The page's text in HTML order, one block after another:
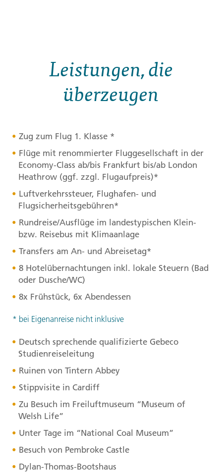
Leistungen, die
überzeugen
Zug zum Flug 1. Klasse *
Flüge mit renommierter Fluggesellschaft in der
Economy-Class ab/bis Frankfurt bis/ab London
Heathrow (ggf. zzgl. Flugaufpreis)*
Luftverkehrssteuer, Flughafen- und
Flugsicherheitsgebühren*
Rundreise/Ausflüge im landestypischen Klein-
bzw. Reisebus mit Klimaanlage
Transfers am An- und Abreisetag*
8 Hotelübernachtungen inkl. lokale Steuern (Bad
oder Dusche/WC)
8x Frühstück, 6x Abendessen
* bei Eigenanreise nicht inklusive
Deutsch sprechende qualifizierte Gebeco
Studienreiseleitung
Ruinen von Tintern Abbey
Stippvisite in Cardiff
Zu Besuch im Freiluftmuseum “Museum of
Welsh Life”
Unter Tage im “National Coal Museum”
Besuch von Pembroke Castle
Dylan-Thomas-Bootshaus